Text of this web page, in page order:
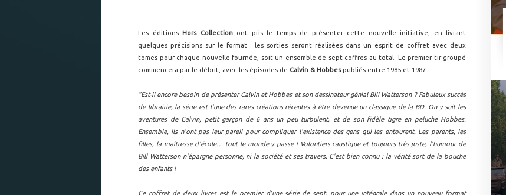
Les éditions Hors Collectionont pris le temps de présenter cette nouvelle initiative, en livrant
quelques précisions sur le format : les sorties seront réalisées dans un esprit de coffret avec deux
tomes pour chaque nouvelle fournée, soit un ensemble de sept coffres au total. Le premier tir groupé
commencera par le début, avec les épisodes de Calvin & Hobbespubliés entre 1985 et 1987.
"Est-il encore besoin de présenter Calvin et Hobbes et son dessinateur génial Bill Watterson ? Fabuleux succès
de librairie, la série est l'une des rares créations récentes à être devenue un classique de la BD. On y suit les
aventures de Calvin, petit garçon de 6 ans un peu turbulent, et de son fidèle tigre en peluche Hobbes.
Ensemble, ils n'ont pas leur pareil pour compliquer l'existence des gens qui les entourent. Les parents, les
filles, la maîtresse d'école… tout le monde y passe ! Volontiers caustique et toujours très juste, l'humour de
Bill Watterson n'épargne personne, ni la société et ses travers. C'est bien connu : la vérité sort de la bouche
des enfants !
Ce coffret de deux livres est le premier d’une série de sept, pour une intégrale dans un nouveau format